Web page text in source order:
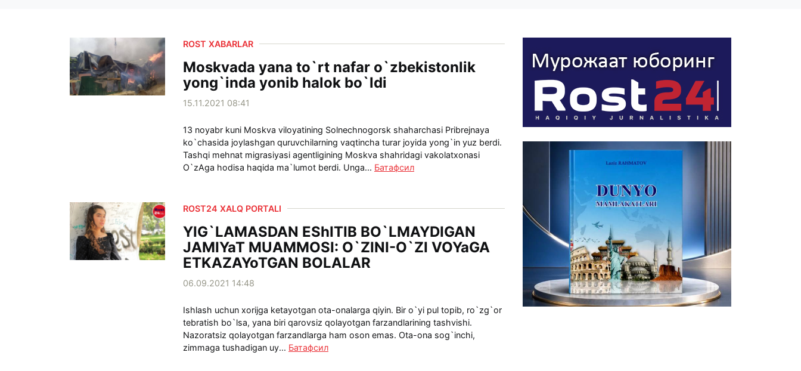
ROST XABARLAR
Moskvada yana to`rt nafar o`zbekistonlik
yong`inda yonib halok bo`ldi
15.11.2021 08:41
13 noyabr kuni Moskva viloyatining Solnechnogorsk shaharchasi Pribrejnaya
ko`chasida joylashgan quruvchilarning vaqtincha turar joyida yong`in yuz berdi.
Tashqi mehnat migrasiyasi agentligining Moskva shahridagi vakolatxonasi
O`zAga hodisa haqida ma`lumot berdi. Unga... Батафсил
ROST24 XALQ PORTALI
YIG`LAMASDAN EShITIB BO`LMAYDIGAN
JAMIYaT MUAMMOSI: O`ZINI-O`ZI VOYaGA
ETKAZAYoTGAN BOLALAR
06.09.2021 14:48
Ishlash uchun xorijga ketayotgan ota-onalarga qiyin. Bir o`yi pul topib, ro`zg`or
tebratish bo`lsa, yana biri qarovsiz qolayotgan farzandlarining tashvishi.
Nazoratsiz qolayotgan farzandlarga ham oson emas. Ota-ona sog`inchi,
zimmaga tushadigan uy... Батафсил